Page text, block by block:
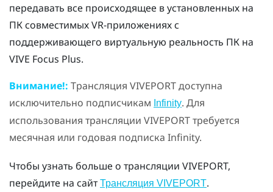
передавать все происходящее в установленных на
ПК совместимых VR-приложениях с
поддерживающего виртуальную реальность ПК на
VIVE Focus Plus.
Внимание!: Трансляция VIVEPORTдоступна
исключительно подписчикам Infinity. Для
использования трансляции VIVEPORTтребуется
месячная или годовая подписка Infinity.
Чтобы узнать больше о трансляции VIVEPORT,
перейдите на сайтТрансляция VIVEPORT.